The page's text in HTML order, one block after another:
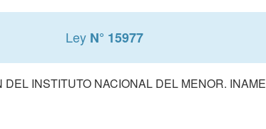
Ley N° 15977
DEL INSTITUTO NACIONAL DEL MENOR. INAME